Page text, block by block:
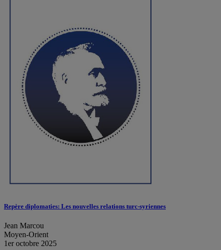
Repère diplomaties: Les nouvelles relations turc-syriennes
Jean Marcou
Moyen-Orient
1er octobre 2025